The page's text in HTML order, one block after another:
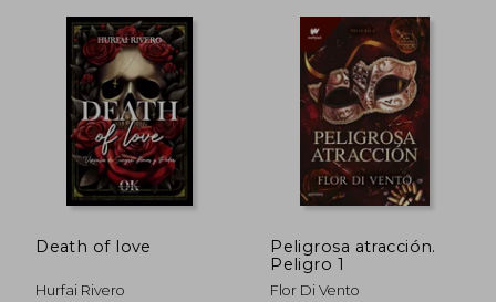
dcto. $ 27.045 dcto.
Death of love
Hurfai Rivero
Peligrosa atracción.
Peligro 1
Flor Di Vento